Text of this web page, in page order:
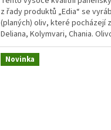
z řady produktů „Edia“ se
(planých) oliv, které pocházejí
Deliana, Kolymvari, Chania.
Novinka